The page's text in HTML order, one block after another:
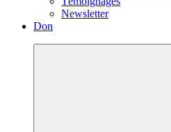
Newsletter
Don